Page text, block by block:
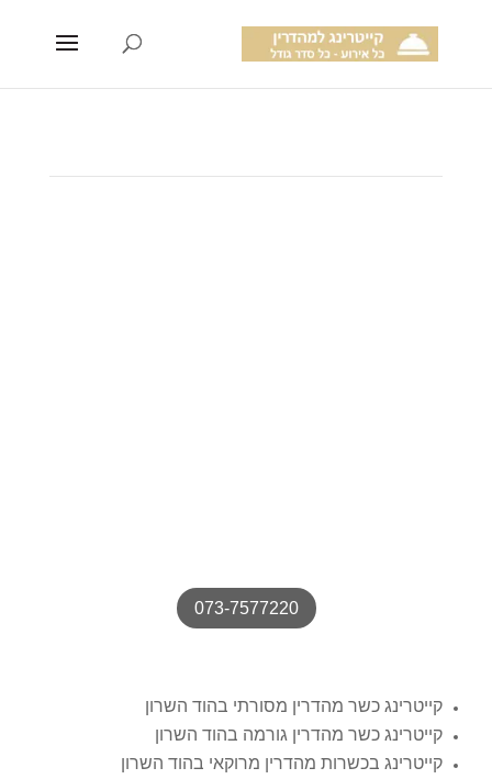
073-7577220
קייטרינג כשר מהדרין מסורתי בהוד השרון
קייטרינג כשר מהדרין גורמה בהוד השרון
קייטרינג בכשרות מהדרין מרוקאי בהוד השרון